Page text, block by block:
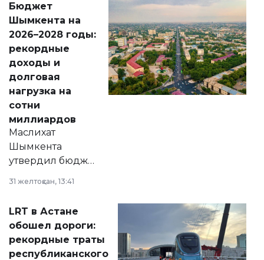
народу
Венесуэлы.
Бюджет
Шымкента на
2026–2028 годы:
рекордные
доходы и
долговая
нагрузка на
сотни
миллиардов
Маслихат
Шымкента
утвердил бюджет
2028 годы.
документ
появился в базе
нормативных
31 желтоқсан, 13:41
LRT в Астане
обошел дороги:
рекордные траты
республиканского